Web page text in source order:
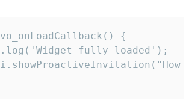
{
fully loaded');